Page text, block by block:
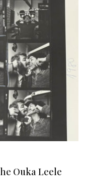
Ouka Leele